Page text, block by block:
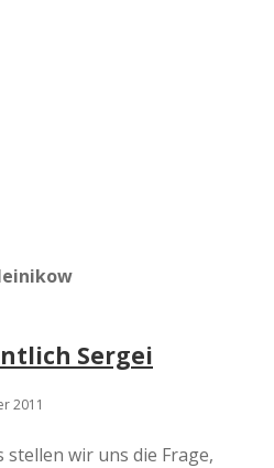
Sergei
2011
stellen wir uns die Frage,